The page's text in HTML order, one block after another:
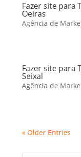
Fazer site para
Oeiras
Agência de
Fazer site para
Seixal
Agência de
« Older Entries